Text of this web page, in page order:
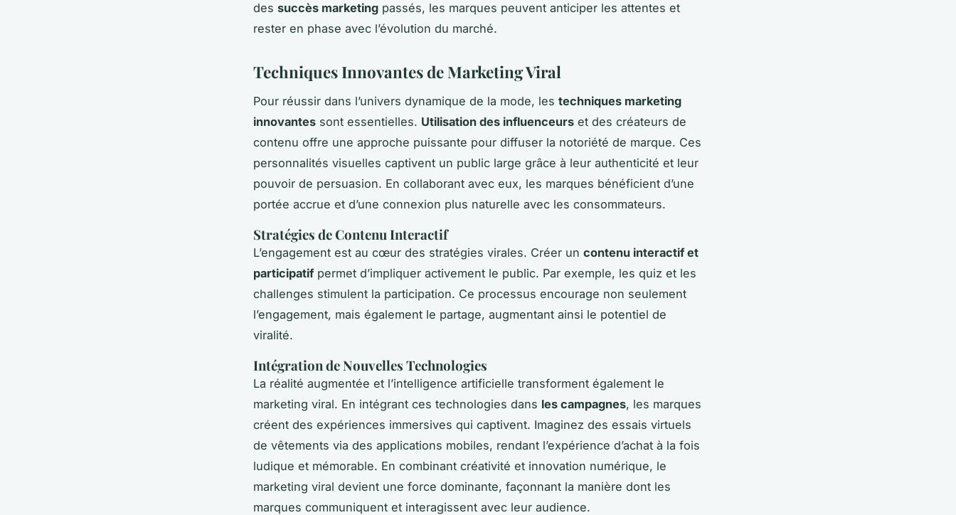
des succès marketing passés, les marques peuvent anticiper les attentes et
rester en phase avec l’évolution du marché.
Techniques Innovantes de Marketing Viral
Pour réussir dans l’univers dynamique de la mode, les techniques marketing
innovantes sont essentielles. Utilisation des influenceurs et des créateurs de
contenu offre une approche puissante pour diffuser la notoriété de marque. Ces
personnalités visuelles captivent un public large grâce à leur authenticité et leur
pouvoir de persuasion. En collaborant avec eux, les marques bénéficient d’une
portée accrue et d’une connexion plus naturelle avec les consommateurs.
Stratégies de Contenu Interactif
L’engagement est au cœur des stratégies virales. Créer un contenu interactif et
participatifpermet d’impliquer activement le public. Par exemple, les quiz et les
challenges stimulent la participation. Ce processus encourage non seulement
l’engagement, mais également le partage, augmentant ainsi le potentiel de
viralité.
Intégration de Nouvelles Technologies
La réalité augmentée et l’intelligence artificielle transforment également le
marketing viral. En intégrant ces technologies dans les campagnes, les marques
créent des expériences immersives qui captivent. Imaginez des essais virtuels
de vêtements via des applications mobiles, rendant l’expérience d’achat à la fois
ludique et mémorable. En combinant créativité et innovation numérique, le
marketing viral devient une force dominante, façonnant la manière dont les
marques communiquent et interagissent avec leur audience.